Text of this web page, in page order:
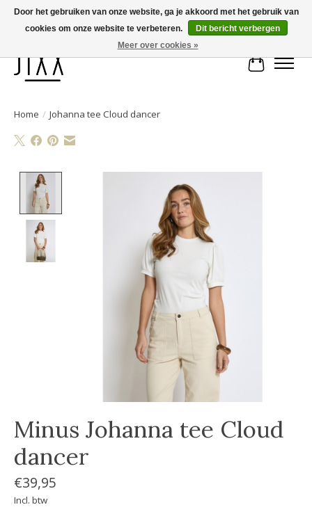
Voor 14.00 uur besteld, vandaag verstuurd | Gratis verzending vanaf € 75
Home / Johanna tee Cloud dancer
Minus Johanna tee Cloud
dancer
€39,95
Incl. btw
Door het gebruiken van onze website, ga je akkoord met het gebruik van
cookies om onze website te verbeteren.
Dit bericht verbergen
Meer over cookies »